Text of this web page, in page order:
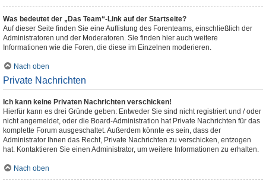
Was bedeutet der „Das Team“-Link auf der Startseite?
Auf dieser Seite finden Sie eine Auflistung des Forenteams, einschließlich der
Administratoren und der Moderatoren. Sie finden hier auch weitere
Informationen wie die Foren, die diese im Einzelnen moderieren.
Nach oben
Private Nachrichten
Ich kann keine Privaten Nachrichten verschicken!
Hierfür kann es drei Gründe geben: Entweder Sie sind nicht registriert und / oder
nicht angemeldet, oder die Board-Administration hat Private Nachrichten für das
komplette Forum ausgeschaltet. Außerdem könnte es sein, dass der
Administrator Ihnen das Recht, Private Nachrichten zu verschicken, entzogen
hat. Kontaktieren Sie einen Administrator, um weitere Informationen zu erhalten.
Nach oben